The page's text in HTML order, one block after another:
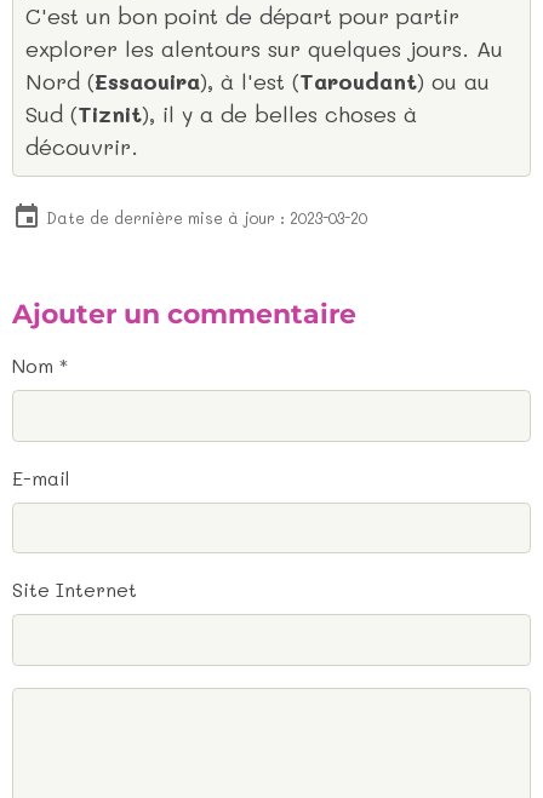
C'est un bon point de départ pour partir
explorer les alentours sur quelques jours. Au
Nord (Essaouira), à l'est (Taroudant) ou au
Sud (Tiznit), il y a de belles choses à
découvrir.
Date de dernière mise à jour : 2023-03-20
Ajouter un commentaire
Nom
E-mail
Site Internet